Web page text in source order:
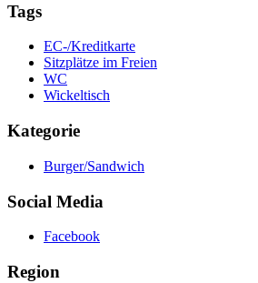
Tags
EC-/Kreditkarte
Sitzplätze im Freien
WC
Wickeltisch
Kategorie
Burger/Sandwich
Social Media
Facebook
Region